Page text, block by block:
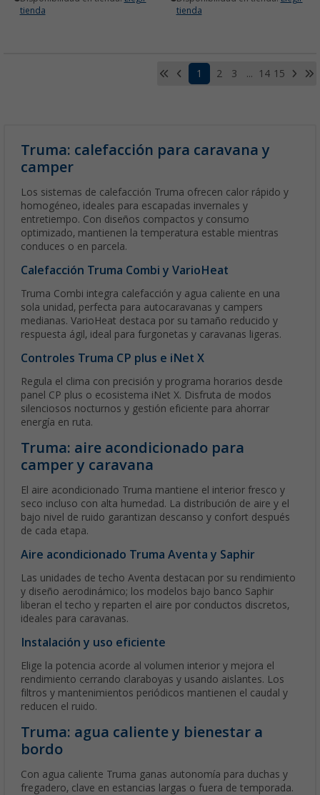
tienda
tienda
1 2 3 ... 14 15
Truma: calefacción para caravana y
camper
Los sistemas de calefacción Truma ofrecen calor rápido y
homogéneo, ideales para escapadas invernales y
entretiempo. Con diseños compactos y consumo
optimizado, mantienen la temperatura estable mientras
conduces o en parcela.
Calefacción Truma Combi y VarioHeat
Truma Combi integra calefacción y agua caliente en una
sola unidad, perfecta para autocaravanas y campers
medianas. VarioHeat destaca por su tamaño reducido y
respuesta ágil, ideal para furgonetas y caravanas ligeras.
Controles Truma CP plus e iNet X
Regula el clima con precisión y programa horarios desde
panel CP plus o ecosistema iNet X. Disfruta de modos
silenciosos nocturnos y gestión eficiente para ahorrar
energía en ruta.
Truma: aire acondicionado para
camper y caravana
El aire acondicionado Truma mantiene el interior fresco y
seco incluso con alta humedad. La distribución de aire y el
bajo nivel de ruido garantizan descanso y confort después
de cada etapa.
Aire acondicionado Truma Aventa y Saphir
Las unidades de techo Aventa destacan por su rendimiento
y diseño aerodinámico; los modelos bajo banco Saphir
liberan el techo y reparten el aire por conductos discretos,
ideales para caravanas.
Instalación y uso eficiente
Elige la potencia acorde al volumen interior y mejora el
rendimiento cerrando claraboyas y usando aislantes. Los
filtros y mantenimientos periódicos mantienen el caudal y
reducen el ruido.
Truma: agua caliente y bienestar a
bordo
Con agua caliente Truma ganas autonomía para duchas y
fregadero, clave en estancias largas o fuera de temporada.